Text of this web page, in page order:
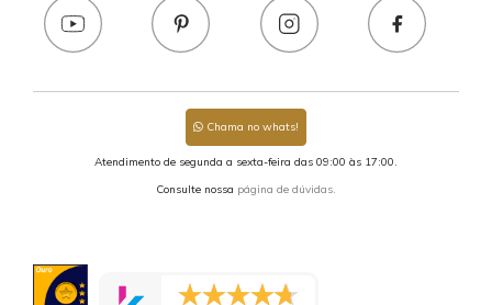
Chama no whats!
Atendimento de segunda a sexta-feira das 09:00 às 17:00.
Consulte nossa página de dúvidas.